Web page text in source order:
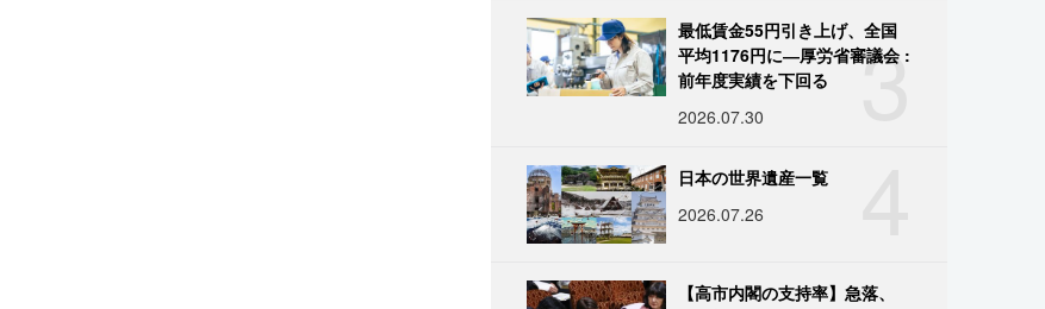
3
最低賃金55円引き上げ、全国
平均1176円に―厚労省審議会 :
前年度実績を下回る
2026.07.30
日本の世界遺産一覧
2026.07.26
【高市内閣の支持率】急落、